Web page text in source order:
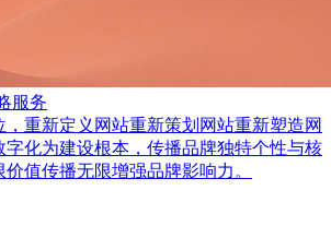
服务
重新定义网站重新策划网站重新塑造网
字化为建设根本，传播品牌独特个性与核
值传播无限增强品牌影响力。